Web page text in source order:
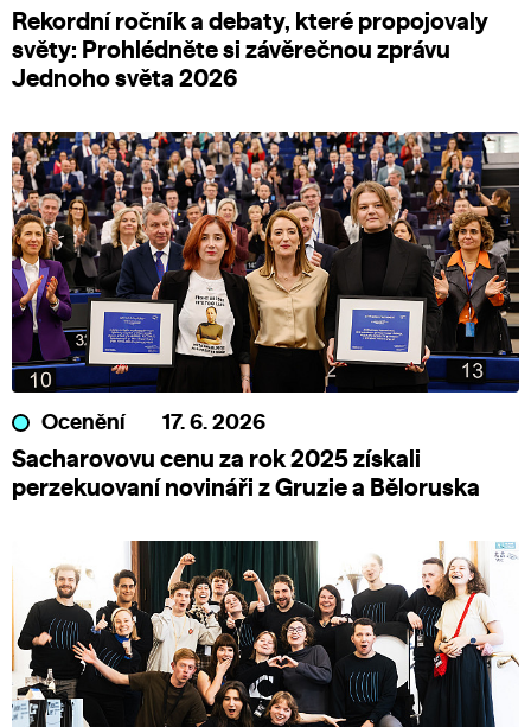
Rekordní ročník a debaty, které propojovaly
světy: Prohlédněte si závěrečnou zprávu
Jednoho světa 2026
Ocenění 17. 6. 2026
Sacharovovu cenu za rok 2025 získali
perzekuovaní novináři z Gruzie a Běloruska